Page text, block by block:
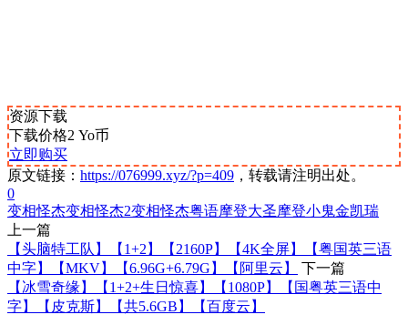
资源下载
下载价格2 Yo币
立即购买
原文链接： https://076999.xyz/?p=409 ，转载请注明出处。
0
变相怪杰变相怪杰2变相怪杰粤语摩登大圣摩登小鬼金凯瑞
上一篇
【头脑特工队】【1+2】【2160P】【4K全屏】【粤国英三语
中字】【MKV】【6.96G+6.79G】【阿里云】
下一篇
【冰雪奇缘】【1+2+生日惊喜】【1080P】【国粤英三语中
字】【皮克斯】【共5.6GB】【百度云】